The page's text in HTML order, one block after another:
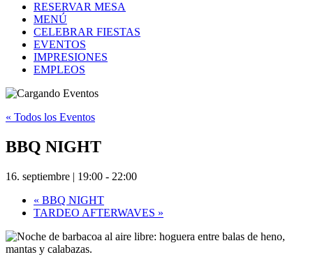
RESERVAR MESA
MENÚ
CELEBRAR FIESTAS
EVENTOS
IMPRESIONES
EMPLEOS
« Todos los Eventos
BBQ NIGHT
16. septiembre | 19:00 - 22:00
« BBQ NIGHT
TARDEO AFTERWAVES »